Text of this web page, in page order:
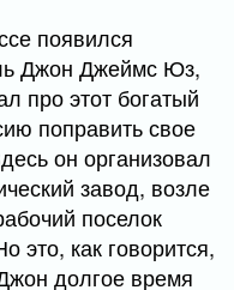
появился
Джон Джеймс Юз,
про этот богатый
поправить свое
он организовал
завод, возле
поселок
это, как говорится,
долгое время